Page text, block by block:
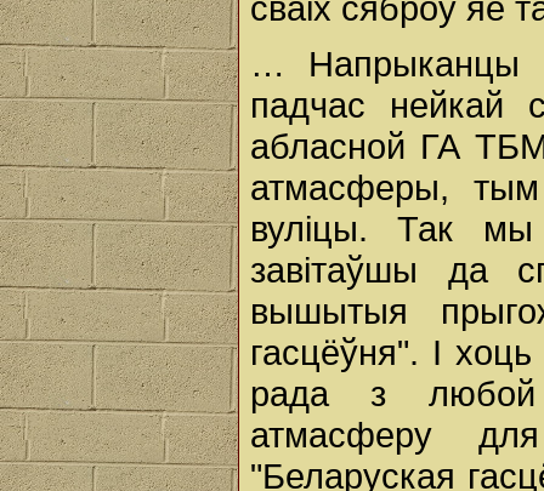
… Напрыканцы
падчас нейкай
абласной ГА
атмасферы,
вуліцы. Так мы
завітаўшы да
вышытыя
гасцёўня". І
рада з любой
атмасферу
"Беларуская